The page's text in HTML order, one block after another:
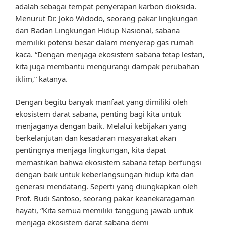
adalah sebagai tempat penyerapan karbon dioksida.
Menurut Dr. Joko Widodo, seorang pakar lingkungan
dari Badan Lingkungan Hidup Nasional, sabana
memiliki potensi besar dalam menyerap gas rumah
kaca. “Dengan menjaga ekosistem sabana tetap lestari,
kita juga membantu mengurangi dampak perubahan
iklim,” katanya.
Dengan begitu banyak manfaat yang dimiliki oleh
ekosistem darat sabana, penting bagi kita untuk
menjaganya dengan baik. Melalui kebijakan yang
berkelanjutan dan kesadaran masyarakat akan
pentingnya menjaga lingkungan, kita dapat
memastikan bahwa ekosistem sabana tetap berfungsi
dengan baik untuk keberlangsungan hidup kita dan
generasi mendatang. Seperti yang diungkapkan oleh
Prof. Budi Santoso, seorang pakar keanekaragaman
hayati, “Kita semua memiliki tanggung jawab untuk
menjaga ekosistem darat sabana demi